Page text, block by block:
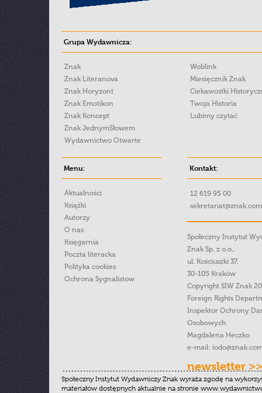
Grupa Wydawnicza:
Znak
Znak Literanova
Znak Horyzont
Znak Emotikon
Znak Koncept
Znak JednymSłowem
Wydawnictwo Otwarte
Woblink
Miesięcznik Znak
Ciekawostki
Twoja Historia
Lubimy czytać
Menu:
Aktualności
Książki
Autorzy
O nas
Księgarnia
Poczta literacka
Polityka cookies
Ochrona Sygnalistow
Kontakt:
12 619 95 00
Społeczny Instytut
Znak Sp. z o.o.,
ul. Kościuszki 37,
30-105 Kraków
Copyright SIW Znak
Foreign Rights
Inspektor Ochrony
Osobowych
Magdalena Heczko
e-mail:
newsletter >>
Społeczny Instytut Wydawniczy Znak wyraża zgodę na
materiałów dostępnych aktualnie na stronie